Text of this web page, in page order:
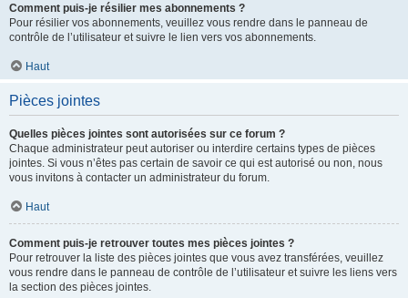
Comment puis-je résilier mes abonnements ?
Pour résilier vos abonnements, veuillez vous rendre dans le panneau de
contrôle de l’utilisateur et suivre le lien vers vos abonnements.
Haut
Pièces jointes
Quelles pièces jointes sont autorisées sur ce forum ?
Chaque administrateur peut autoriser ou interdire certains types de pièces
jointes. Si vous n’êtes pas certain de savoir ce qui est autorisé ou non, nous
vous invitons à contacter un administrateur du forum.
Haut
Comment puis-je retrouver toutes mes pièces jointes ?
Pour retrouver la liste des pièces jointes que vous avez transférées, veuillez
vous rendre dans le panneau de contrôle de l’utilisateur et suivre les liens vers
la section des pièces jointes.